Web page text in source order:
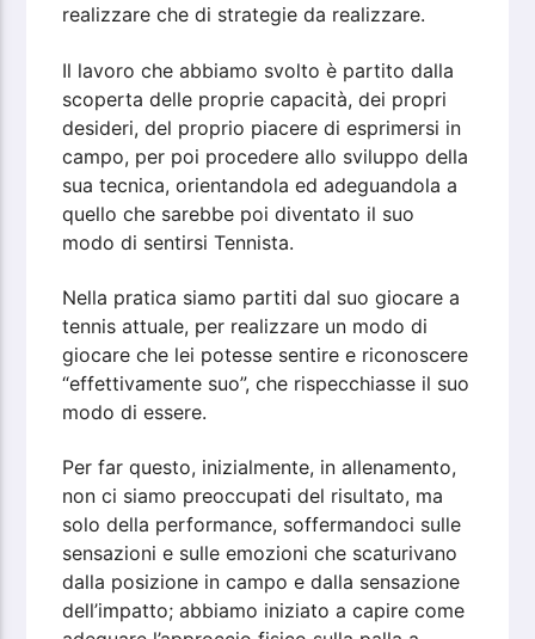
realizzare che di strategie da realizzare.
Il lavoro che abbiamo svolto è partito dalla
scoperta delle proprie capacità, dei propri
desideri, del proprio piacere di esprimersi in
campo, per poi procedere allo sviluppo della
sua tecnica, orientandola ed adeguandola a
quello che sarebbe poi diventato il suo
modo di sentirsi Tennista.
Nella pratica siamo partiti dal suo giocare a
tennis attuale, per realizzare un modo di
giocare che lei potesse sentire e riconoscere
“effettivamente suo”, che rispecchiasse il suo
modo di essere.
Per far questo, inizialmente, in allenamento,
non ci siamo preoccupati del risultato, ma
solo della performance, soffermandoci sulle
sensazioni e sulle emozioni che scaturivano
dalla posizione in campo e dalla sensazione
dell’impatto; abbiamo iniziato a capire come